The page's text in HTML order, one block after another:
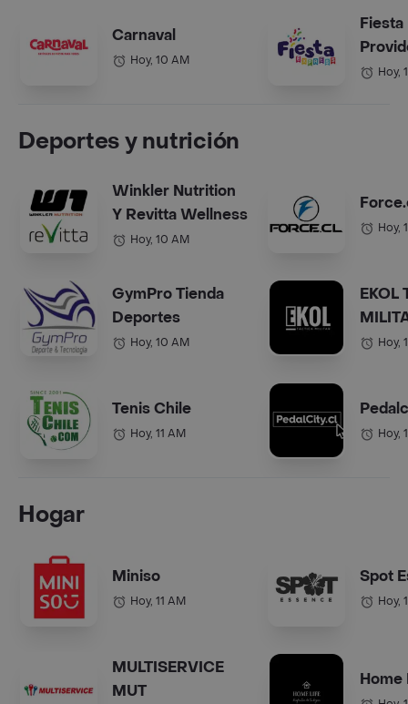
Carnaval
Hoy, 10 AM
Fiesta
Hoy,
Deportes y nutrición
Winkler Nutrition
Y Revitta Wellness
Hoy, 10 AM
GymPro Tienda
Deportes
Hoy, 10 AM
Tenis Chile
Hoy, 11 AM
Hoy,
EKOL
Hoy,
Hoy,
Hogar
Miniso
Hoy, 11 AM
MULTISERVICE
MUT
Spot
Hoy,
Home